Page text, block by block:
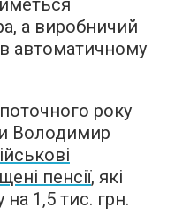
а виробничий
автоматичному
року
Володимир
пенсії, які
1,5 тис. грн.